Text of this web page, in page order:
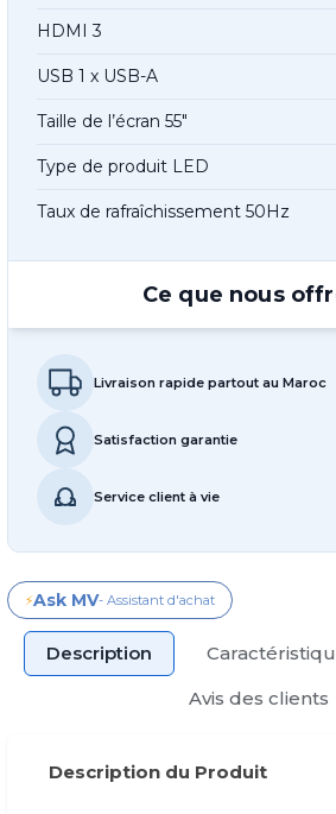
HDMI 3
USB 1 x USB-A
Taille de l’écran 55″
Type de produit LED
Taux de rafraîchissement 50Hz
Ce que nous
Livraison rapide partout au Maroc
Satisfaction garantie
Service client à vie
⚡Ask MV- Assistant d'achat
Description
Avis des clients
Description du Produit